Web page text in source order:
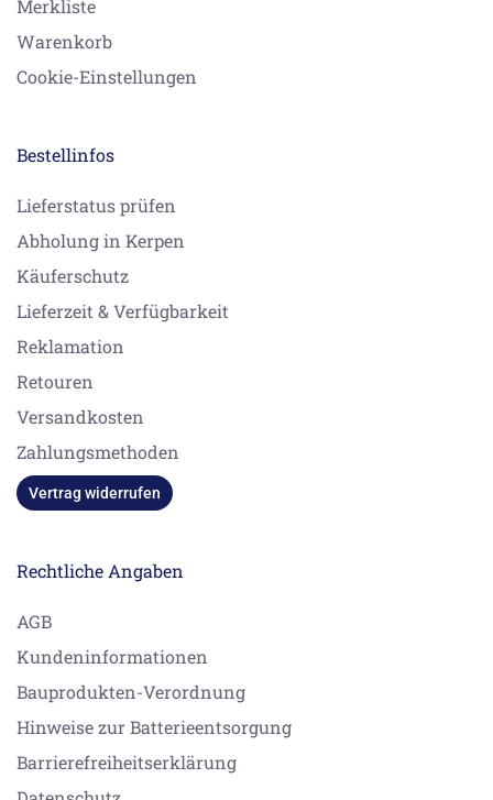
Merkliste
Warenkorb
Cookie-Einstellungen
Bestellinfos
Lieferstatus prüfen
Abholung in Kerpen
Käuferschutz
Lieferzeit & Verfügbarkeit
Reklamation
Retouren
Versandkosten
Zahlungsmethoden
Vertrag widerrufen
Rechtliche Angaben
AGB
Kundeninformationen
Bauprodukten-Verordnung
Hinweise zur Batterieentsorgung
Barrierefreiheitserklärung